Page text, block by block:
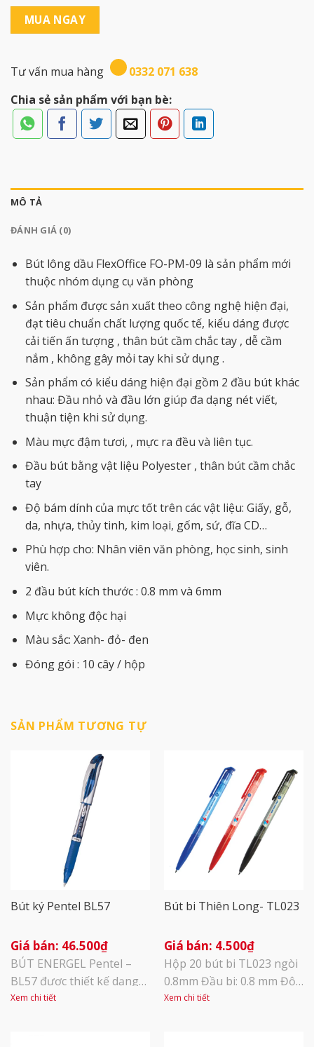
MUA NGAY
Tư vấn mua hàng
0332 071 638
Chia sẻ sản phẩm với bạn bè:
MÔ TẢ
ĐÁNH GIÁ (0)
Bút lông dầu FlexOffice FO-PM-09 là sản phẩm mới
thuộc nhóm dụng cụ văn phòng
Sản phẩm được sản xuất theo công nghệ hiện đại,
đạt tiêu chuẩn chất lượng quốc tế, kiểu dáng được
cải tiến ấn tượng , thân bút cầm chắc tay , dễ cầm
nắm , không gây mỏi tay khi sử dụng .
Sản phẩm có kiểu dáng hiện đại gồm 2 đầu bút khác
nhau: Đầu nhỏ và đầu lớn giúp đa dạng nét viết,
thuận tiện khi sử dụng.
Màu mực đậm tươi, , mực ra đều và liên tục.
Đầu bút bằng vật liệu Polyester , thân bút cầm chắc
tay
Độ bám dính của mực tốt trên các vật liệu: Giấy, gỗ,
da, nhựa, thủy tinh, kim loại, gốm, sứ, đĩa CD…
Phù hợp cho: Nhân viên văn phòng, học sinh, sinh
viên.
2 đầu bút kích thước : 0.8 mm và 6mm
Mực không độc hại
Màu sắc: Xanh- đỏ- đen
Đóng gói : 10 cây / hộp
SẢN PHẨM TƯƠNG TỰ
Bút ký Pentel BL57
46.500₫
BÚT ENERGEL Pentel –
BL57 được thiết kế dạng
bấm tiện lợi khi sử dụng.
Xem chi tiết
Bút bi Thiên Long- TL023
4.500₫
Hộp 20 bút bi TL023 ngòi
0.8mm Đầu bi: 0.8 mm Độ
dài viết được: 1.200-
Xem chi tiết